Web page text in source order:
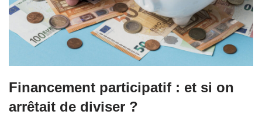
Financement participatif : et si on
arrêtait de diviser ?